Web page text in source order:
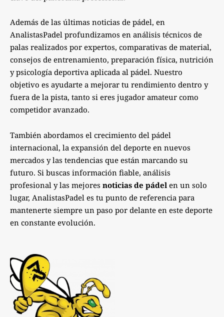
Además de las últimas noticias de pádel, en
AnalistasPadel profundizamos en análisis técnicos de
palas realizados por expertos, comparativas de material,
consejos de entrenamiento, preparación física, nutrición
y psicología deportiva aplicada al pádel. Nuestro
objetivo es ayudarte a mejorar tu rendimiento dentro y
fuera de la pista, tanto si eres jugador amateur como
competidor avanzado.
También abordamos el crecimiento del pádel
internacional, la expansión del deporte en nuevos
mercados y las tendencias que están marcando su
futuro. Si buscas información fiable, análisis
profesional y las mejores noticias de pádel en un solo
lugar, AnalistasPadel es tu punto de referencia para
mantenerte siempre un paso por delante en este deporte
en constante evolución.